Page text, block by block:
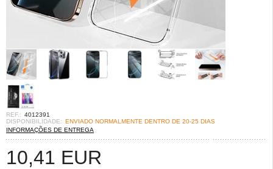
REF.: 4012391
DISPONIBILIDADE: ENVIADO NORMALMENTE DENTRO DE 20-25 DIAS
INFORMAÇÕES DE ENTREGA
10,41 EUR